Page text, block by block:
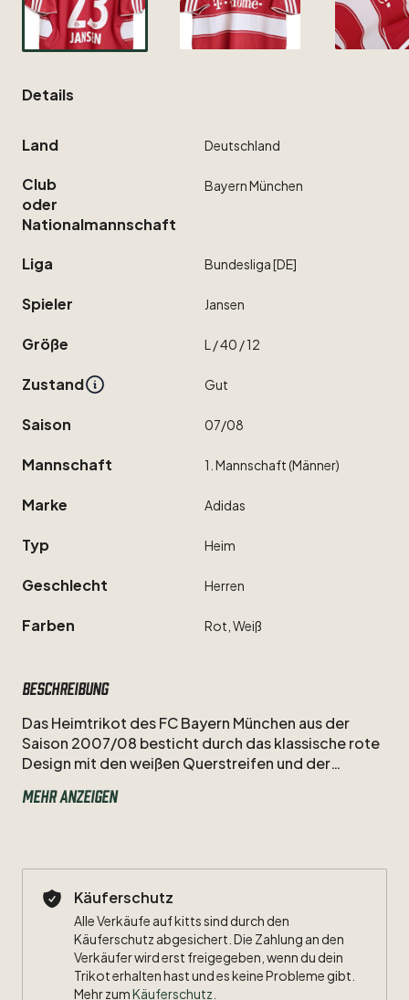
Details
Land Deutschland
Club
oder
Nationalmannschaft
BayernMünchen
Liga Bundesliga[DE]
Spieler Jansen
Größe L ​/​40 ​/​12
Zustand Gut
Saison 07​/​08
Mannschaft 1. Mannschaft(Männer)
Marke Adidas
Typ Heim
Geschlecht Herren
Farben Rot, Weiß
Beschreibung
DasHeimtrikot desFCBayern München ausder
Saison 2007​/​08 besticht durch dasklassischerote
Design mit denweißen Querstreifen und der
beackerteder
souveräneDoubleausMeisterschaftundDFB-
L
Mehr anzeigen
Käuferschutz
Alle Verkäufe auf kitts sind durch den
Käuferschutz abgesichert. Die Zahlung an den
Verkäufer wird erst freigegeben, wenn du dein
Trikot erhalten hast und es keine Probleme gibt.
Mehr zumKäuferschutz